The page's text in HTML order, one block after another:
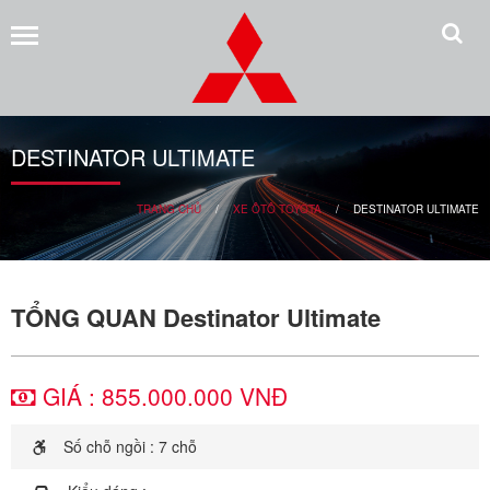
thiệu
Xpander
Attrage
Outlander
Destinator
Triton
DESTINATOR ULTIMATE
TRANG CHỦ / XE ÔTÔ TOYOTA / DESTINATOR ULTIMATE
TỔNG QUAN Destinator Ultimate
GIÁ : 855.000.000 VNĐ
Số chỗ ngồi : 7 chỗ